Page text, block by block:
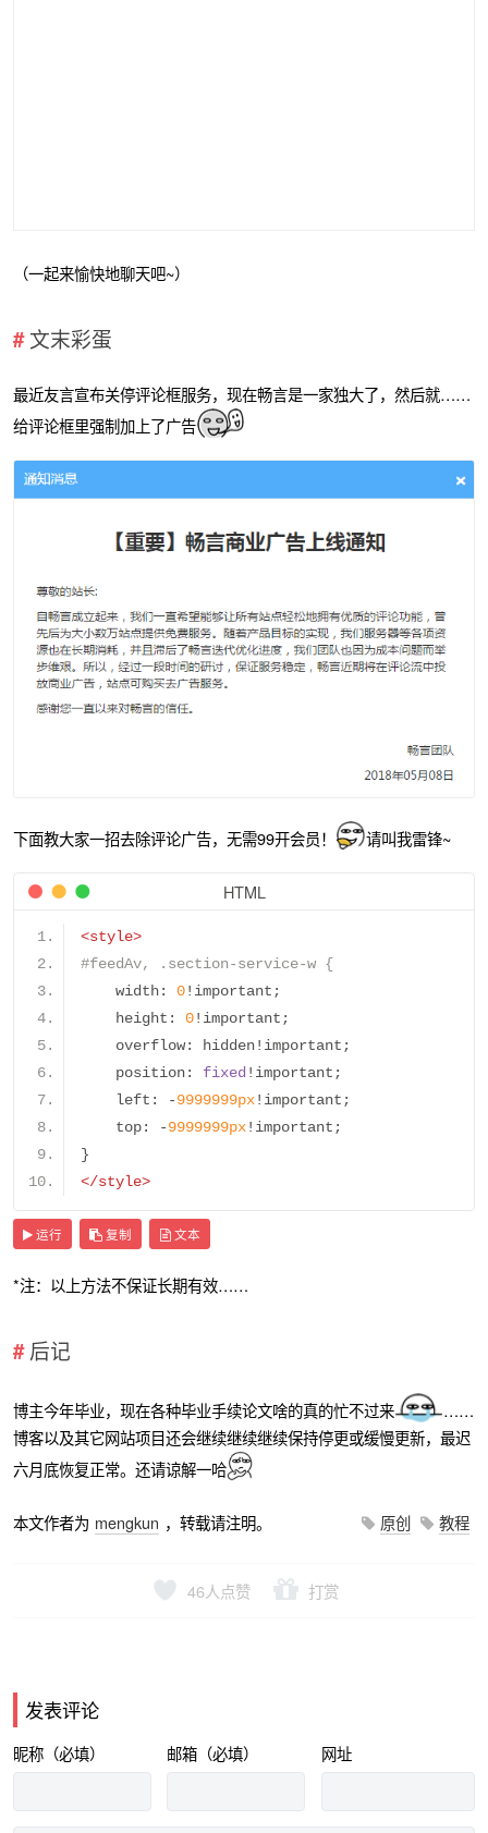
（一起来愉快地聊天吧~）
文末彩蛋
最近友言宣布关停评论框服务，现在畅言是一家独大了，然后就……
给评论框里强制加上了广告
下面教大家一招去除评论广告，无需99开会员！ 请叫我雷锋~
HTML
<style>
#feedAv, .section-service-w {
    width
: 0! important;
    height
: 0! important;
    overflow
: hidden! important;
    position
: fixed! important;
    left
: -9999999px! important;
    top
: -9999999px! important;
}
</style>
运行 复制 文本
*注：以上方法不保证长期有效……
后记
博主今年毕业，现在各种毕业手续论文啥的真的忙不过来
……
博客以及其它网站项目还会继续继续继续保持停更或缓慢更新，最迟
六月底恢复正常。还请谅解一哈
本文作者为 mengkun ，转载请注明。 原创 教程
46人点赞 打赏
发表评论
昵称（必填） 邮箱（必填） 网址